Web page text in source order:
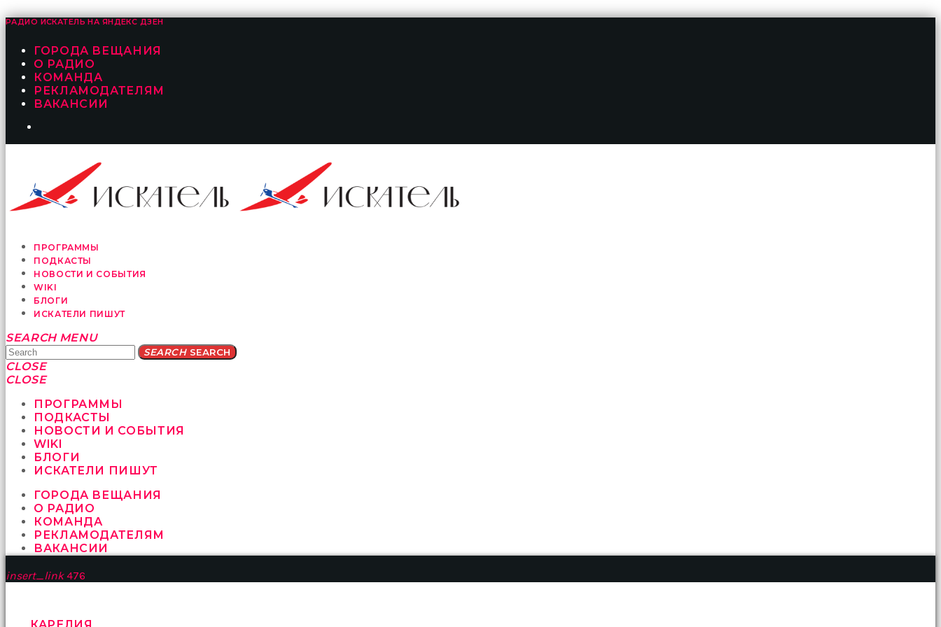
РАДИО ИСКАТЕЛЬ НА ЯНДЕКС ДЗЕН
ГОРОДА ВЕЩАНИЯ
О РАДИО
КОМАНДА
РЕКЛАМОДАТЕЛЯМ
ВАКАНСИИ
ПРОГРАММЫ
ПОДКАСТЫ
НОВОСТИ И СОБЫТИЯ
WIKI
БЛОГИ
ИСКАТЕЛИ ПИШУТ
Yatağa
bile
geçmeye
fırsat
sikici
kocalar
güzel
karıları
kanepede
sex
hikayeleri
sonunda
yüzüne
altyazılı
SEARCH MENU
SEARCHSEARCH
CLOSE
CLOSE
ПРОГРАММЫ
ПОДКАСТЫ
НОВОСТИ И СОБЫТИЯ
WIKI
БЛОГИ
ИСКАТЕЛИ ПИШУТ
ГОРОДА ВЕЩАНИЯ
О РАДИО
КОМАНДА
РЕКЛАМОДАТЕЛЯМ
ВАКАНСИИ
insert_link 476